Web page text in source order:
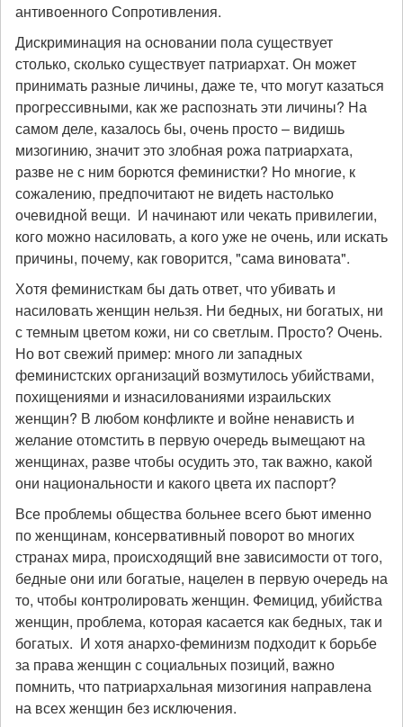
антивоенного Сопротивления.
Дискриминация на основании пола существует
столько, сколько существует патриархат. Он может
принимать разные личины, даже те, что могут казаться
прогрессивными, как же распознать эти личины? На
самом деле, казалось бы, очень просто – видишь
мизогинию, значит это злобная рожа патриархата,
разве не с ним борются феминистки? Но многие, к
сожалению, предпочитают не видеть настолько
очевидной вещи. И начинают или чекать привилегии,
кого можно насиловать, а кого уже не очень, или искать
причины, почему, как говорится, "сама виновата".
Хотя феминисткам бы дать ответ, что убивать и
насиловать женщин нельзя. Ни бедных, ни богатых, ни
с темным цветом кожи, ни со светлым. Просто? Очень.
Но вот свежий пример: много ли западных
феминистских организаций возмутилось убийствами,
похищениями и изнасилованиями израильских
женщин? В любом конфликте и войне ненависть и
желание отомстить в первую очередь вымещают на
женщинах, разве чтобы осудить это, так важно, какой
они национальности и какого цвета их паспорт?
Все проблемы общества больнее всего бьют именно
по женщинам, консервативный поворот во многих
странах мира, происходящий вне зависимости от того,
бедные они или богатые, нацелен в первую очередь на
то, чтобы контролировать женщин. Фемицид, убийства
женщин, проблема, которая касается как бедных, так и
богатых. И хотя анархо-феминизм подходит к борьбе
за права женщин с социальных позиций, важно
помнить, что патриархальная мизогиния направлена
на всех женщин без исключения.